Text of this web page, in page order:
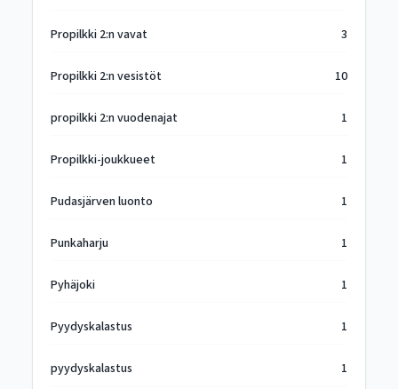
Propilkki 2:n vavat 3
Propilkki 2:n vesistöt 10
propilkki 2:n vuodenajat 1
Propilkki-joukkueet 1
Pudasjärven luonto 1
Punkaharju 1
Pyhäjoki 1
Pyydyskalastus 1
pyydyskalastus 1